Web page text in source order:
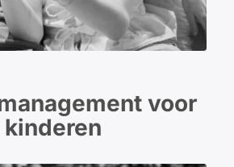
voor
kinderen